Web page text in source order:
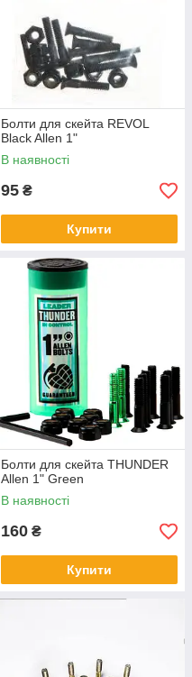
Болти для скейта REVOL
Black Allen 1"
В наявності
95 ₴
Купити
Болти для скейта THUNDER
Allen 1" Green
В наявності
160 ₴
Купити